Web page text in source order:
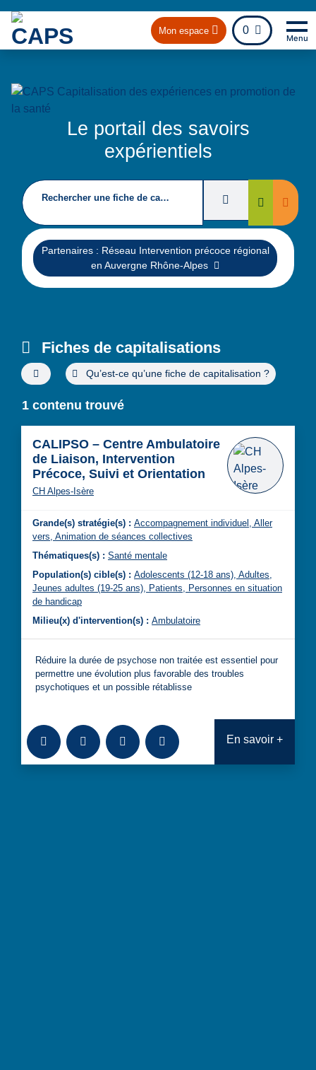
Mon espace 0
fichier
Menu
Le portail des savoirs
expérientiels
Rechercher une fiche de capitalisation Filtres deRechercher
Supprimer
Partenaires : Réseau Intervention précoce régional
en Auvergne Rhône-Alpes
Fiches de capitalisations
Filtres de recherche avancée
Qu’est-ce qu’une fiche de capitalisation ?
1 contenu trouvé
CALIPSO – Centre Ambulatoire
de Liaison, Intervention
Précoce, Suivi et Orientation
CH Alpes-Isère
Grande(s) stratégie(s) : Accompagnement individuel, Aller
vers, Animation de séances collectives
Thématiques(s) : Santé mentale
Population(s) cible(s) : Adolescents (12-18 ans), Adultes,
Jeunes adultes (19-25 ans), Patients, Personnes en situation
de handicap
Milieu(x) d'intervention(s) : Ambulatoire
Réduire la durée de psychose non traitée est essentiel pour
permettre une évolution plus favorable des troubles
psychotiques et un possible rétablisse
Ajouter à la bibliothèque
TéléchargerConsulterAnalyses transversales : Aller
En savoir +